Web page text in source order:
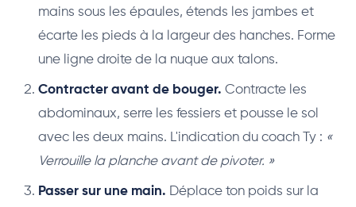
mains sous les épaules, étends les jambes et
écarte les pieds à la largeur des hanches. Forme
une ligne droite de la nuque aux talons.
Contracter avant de bouger. Contracte les
abdominaux, serre les fessiers et pousse le sol
avec les deux mains. L'indication du coach Ty : «
Verrouille la planche avant de pivoter. »
Passer sur une main. Déplace ton poids sur la